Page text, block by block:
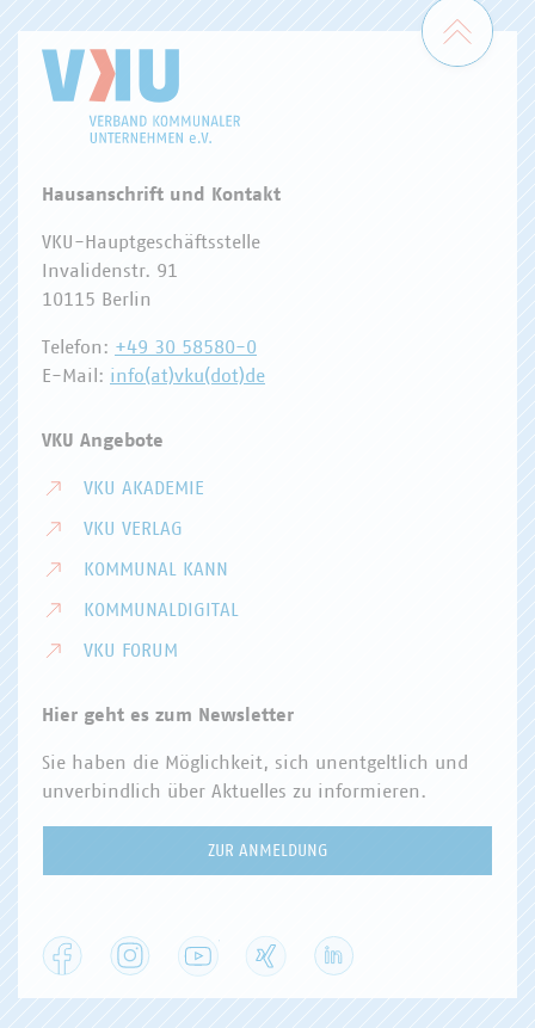
Zum
Hausanschrift und Kontakt
VKU-Hauptgeschäftsstelle
Invalidenstr. 91
10115 Berlin
Telefon: +49 30 58580-0
E-Mail: info(at)vku(dot)de
VKU Angebote
VKU AKADEMIE
VKU VERLAG
KOMMUNAL KANN
KOMMUNALDIGITAL
VKU FORUM
Hier geht es zum Newsletter
Sie haben die Möglichkeit, sich unentgeltlich und
unverbindlich über Aktuelles zu informieren.
ZUR ANMELDUNG
Facebook Instagram YouTube